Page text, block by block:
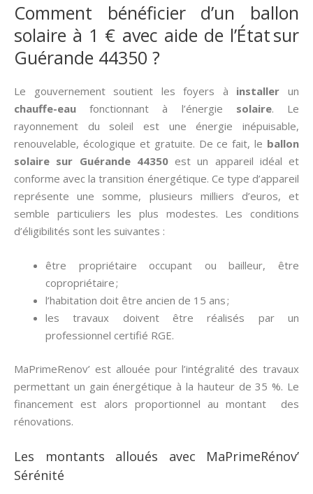
Comment bénéficier d’un ballon
solaire à 1 € avec aide de l’État sur
Guérande 44350 ?
Le gouvernement soutient les foyers à installer un
chauffe-eau fonctionnant à l’énergie solaire. Le
rayonnement du soleil est une énergie inépuisable,
renouvelable, écologique et gratuite. De ce fait, le ballon
solaire sur Guérande 44350est un appareil idéal et
conforme avec la transition énergétique. Ce type d’appareil
représente une somme, plusieurs milliers d’euros, et
semble particuliers les plus modestes. Les conditions
d’éligibilités sont les suivantes :
être propriétaire occupant ou bailleur, être
copropriétaire ;
l’habitation doit être ancien de 15 ans ;
les travaux doivent être réalisés par un
professionnel certifié RGE.
MaPrimeRenov’ est allouée pour l’intégralité des travaux
permettant un gain énergétique à la hauteur de 35 %. Le
financement est alors proportionnel au montant des
rénovations.
Les montants alloués avec MaPrimeRénov’
Sérénité